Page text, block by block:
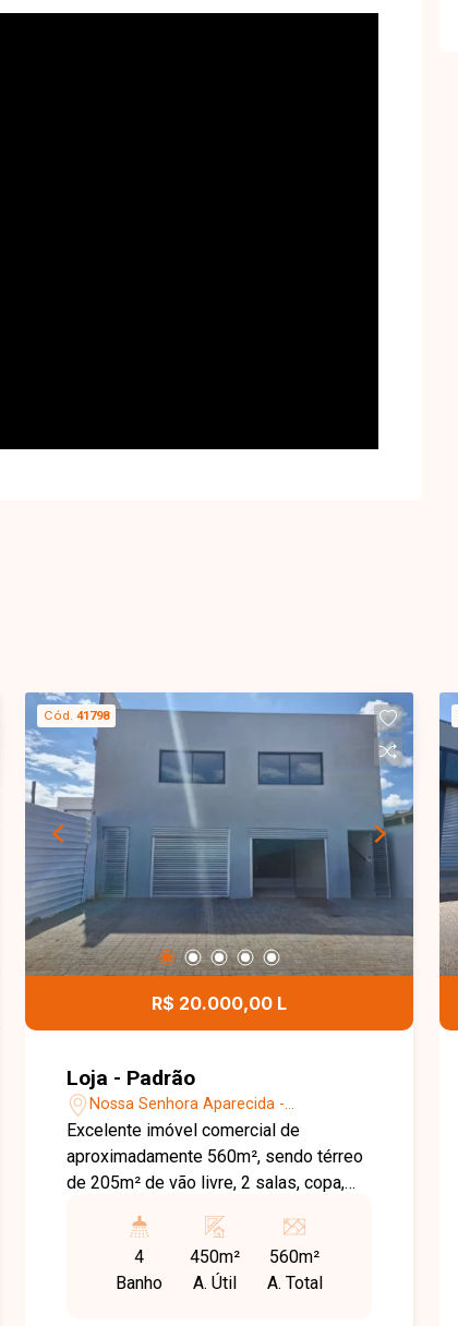
Cód. 41798
R$ 20.000,00 L
Loja - Padrão
Nossa Senhora Aparecida -
Uberlândia/MG
Excelente imóvel comercial de
aproximadamente 560m², sendo térreo
de 205m² de vão livre, 2 salas, copa,
banheiros, e piso superior com 250m²
de vão livre e 4 banheiros. Conta
também com frente recuada para
4
Banho
450m²
A. Útil
560m²
A. Total